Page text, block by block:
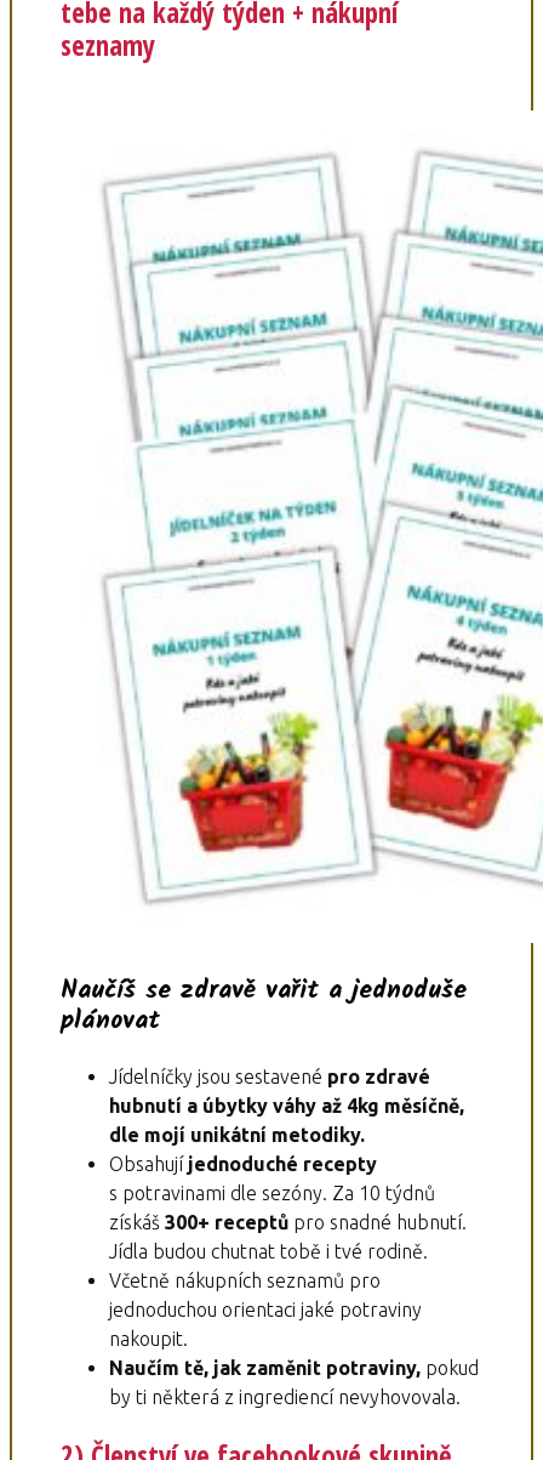
tebe na každý týden + nákupní
seznamy
Naučíš se zdravě vařit a jednoduše
plánovat
Jídelníčky jsou sestavené pro zdravé
hubnutí a úbytky váhy až 4kg měsíčně,
dle mojí unikátní metodiky.
Obsahují jednoduché recepty
s potravinami dle sezóny. Za 10 týdnů
získáš 300+ receptů pro snadné hubnutí.
Jídla budou chutnat tobě i tvé rodině.
Včetně nákupních seznamů pro
jednoduchou orientaci jaké potraviny
nakoupit.
Naučím tě, jak zaměnit potraviny, pokud
by ti některá z ingrediencí nevyhovovala.